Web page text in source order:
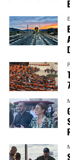
yapılan yüksek
isimler ve
1 milyon
Pekkan,
Tevetoğlu
adına Sibel
Aydın.
Diğer ünlü
· Tolga Çevik: